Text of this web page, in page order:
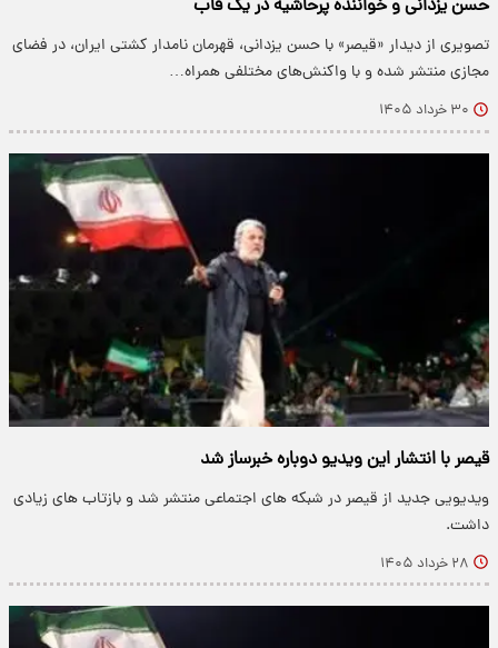
حسن یزدانی و خواننده پرحاشیه در یک قاب
تصویری از دیدار «قیصر» با حسن یزدانی، قهرمان نامدار کشتی ایران، در فضای
مجازی منتشر شده و با واکنش‌های مختلفی همراه…
۳۰ خرداد ۱۴۰۵
قیصر با انتشار این ویدیو دوباره خبرساز شد
ویدیویی جدید از قیصر در شبکه های اجتماعی منتشر شد و بازتاب های زیادی
داشت.
۲۸ خرداد ۱۴۰۵